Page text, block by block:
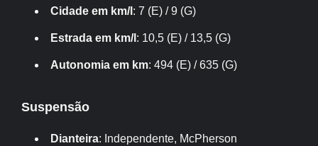
Cidade em km/l : 7 (E) / 9 (G)
Estrada em km/l : 10,5 (E) / 13,5 (G)
Autonomia em km: 494 (E) / 635 (G)
Suspensão
Dianteira: Independente, McPherson